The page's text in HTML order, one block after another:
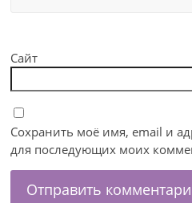
Сайт
Сохранить моё имя, email и
для последующих моих